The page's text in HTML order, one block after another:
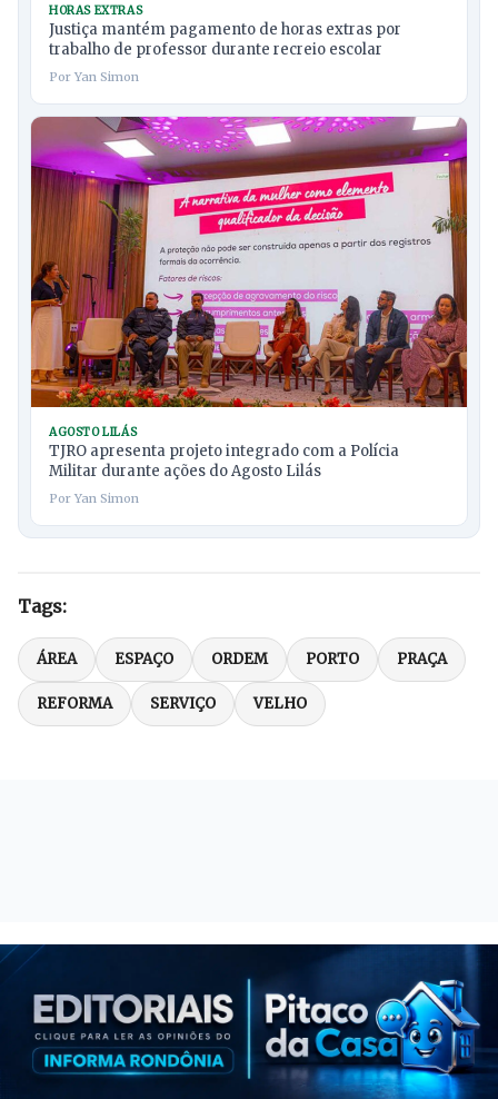
HORAS EXTRAS
Justiça mantém pagamento de horas extras por
trabalho de professor durante recreio escolar
Por Yan Simon
AGOSTO LILÁS
TJRO apresenta projeto integrado com a Polícia
Militar durante ações do Agosto Lilás
Por Yan Simon
Tags:
ÁREA ESPAÇO ORDEM PORTO PRAÇA
REFORMA SERVIÇO VELHO